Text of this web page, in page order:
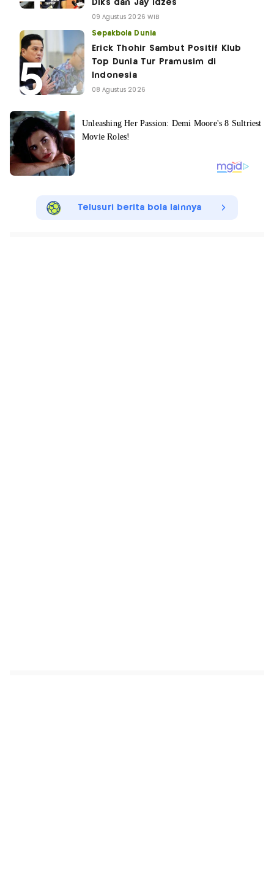
Diks dan Jay Idzes
09 Agustus 2026 WIB
Sepakbola Dunia
Erick Thohir Sambut Positif Klub
Top Dunia Tur Pramusim di
Indonesia
08 Agustus 2026
Telusuri berita bola lainnya